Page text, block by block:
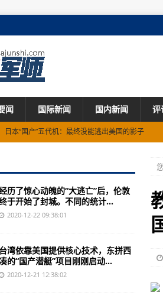
闻 国际新闻 国内新闻 评
日本“国产”五代机：最终没能逃出美国的影子
收官！新舟700飞机全机静力试验完成年度目标
沈飞罗阳精神宣讲团在军地联合开展主题党日活动
航空工业上电所党委深入推进“三带三创”主题活动
廉大为一行到海口航空发动机维修项目调研指导
航空工业沈阳所首届程序设计应用大赛圆满落幕
美海军计划派遣C-130J-30运输机执行核通信任务
陕西省人大常委会副主任姜锋调研新舟系列飞机
历了惊心动魄的“大逃亡”后，伦敦
于开始了封城。不同的统计...
2020-12-22 09:38:01
台湾依靠美国提供核心技术，东拼西
的“国产潜艇”项目刚刚启动...
2020-12-21 12:38:02